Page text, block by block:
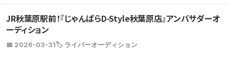
JR秋葉原駅前！『じゃんぱらD-Style秋葉原店』アンバサダーオ
ーディション
📅 2026-03-31🏷️ ライバーオーディション